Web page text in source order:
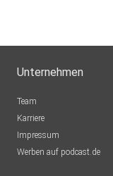
Unternehmen
Team
Karriere
Impressum
Werben auf podcast.de